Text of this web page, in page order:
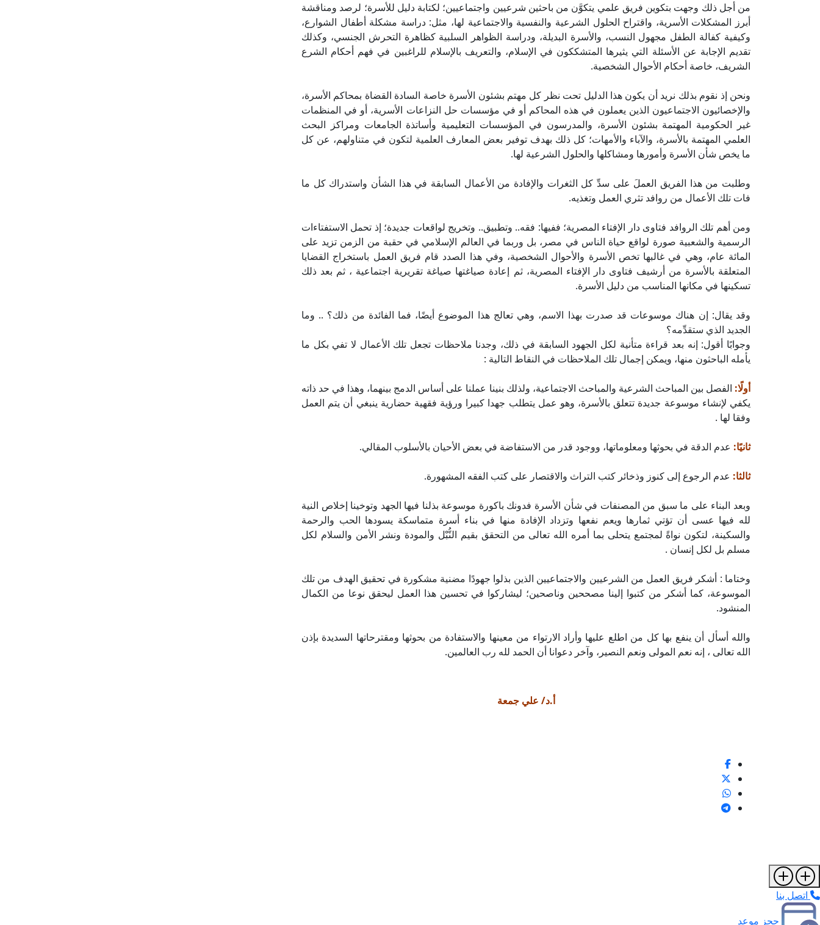
من أجل ذلك وجهت بتكوين فريق علمي يتكوَّن من باحثين شرعيين واجتماعيين؛ لكتابة دليل للأسرة؛ لرصد ومناقشة
أبرز المشكلات الأسرية، واقتراح الحلول الشرعية والنفسية والاجتماعية لها، مثل: دراسة مشكلة أطفال الشوارع،
وكيفية كفالة الطفل مجهول النسب، والأسرة البديلة، ودراسة الظواهر السلبية كظاهرة التحرش الجنسي، وكذلك
تقديم الإجابة عن الأسئلة التي يثيرها المتشككون في الإسلام، والتعريف بالإسلام للراغبين في فهم أحكام الشرع
الشريف، خاصة أحكام الأحوال الشخصية.
ونحن إذ نقوم بذلك نريد أن يكون هذا الدليل تحت نظر كل مهتم بشئون الأسرة خاصة السادة القضاة بمحاكم الأسرة،
والإخصائيون الاجتماعيون الذين يعملون في هذه المحاكم أو في مؤسسات حل النزاعات الأسرية، أو في المنظمات
غير الحكومية المهتمة بشئون الأسرة، والمدرسون في المؤسسات التعليمية وأساتذة الجامعات ومراكز البحث
العلمي المهتمة بالأسرة، والآباء والأمهات؛ كل ذلك بهدف توفير بعض المعارف العلمية لتكون في متناولهم، عن كل
ما يخص شأن الأسرة وأمورها ومشاكلها والحلول الشرعية لها.
وطلبت من هذا الفريق العملَ على سدِّ كل الثغرات والإفادة من الأعمال السابقة في هذا الشأن واستدراك كل ما
فات تلك الأعمال من روافد تثري العمل وتغذيه.
ومن أهم تلك الروافد فتاوى دار الإفتاء المصرية؛ ففيها: فقه.. وتطبيق.. وتخريج لواقعات جديدة؛ إذ تحمل الاستفتاءات
الرسمية والشعبية صورة لواقع حياة الناس في مصر، بل وربما في العالم الإسلامي في حقبة من الزمن تزيد على
المائة عام، وهي في غالبها تخص الأسرة والأحوال الشخصية، وفي هذا الصدد قام فريق العمل باستخراج القضايا
المتعلقة بالأسرة من أرشيف فتاوى دار الإفتاء المصرية، ثم إعادة صياغتها صياغة تقريرية اجتماعية ، ثم بعد ذلك
تسكينها في مكانها المناسب من دليل الأسرة.
وقد يقال: إن هناك موسوعات قد صدرت بهذا الاسم، وهي تعالج هذا الموضوع أيضًا، فما الفائدة من ذلك؟ .. وما
الجديد الذي ستقدِّمه؟
وجوابًا أقول: إنه بعد قراءة متأنية لكل الجهود السابقة في ذلك، وجدنا ملاحظات تجعل تلك الأعمال لا تفي بكل ما
يأمله الباحثون منها، ويمكن إجمال تلك الملاحظات في النقاط التالية :
أولًا: الفصل بين المباحث الشرعية والمباحث الاجتماعية، ولذلك بنينا عملنا على أساس الدمج بينهما، وهذا في حد ذاته
يكفي لإنشاء موسوعة جديدة تتعلق بالأسرة، وهو عمل يتطلب جهدا كبيرا ورؤية فقهية حضارية ينبغي أن يتم العمل
وفقا لها .
ثانيًا: عدم الدقة في بحوثها ومعلوماتها، ووجود قدر من الاستفاضة في بعض الأحيان بالأسلوب المقالي.
ثالثا: عدم الرجوع إلى كنوز وذخائر كتب التراث والاقتصار على كتب الفقه المشهورة.
وبعد البناء على ما سبق من المصنفات في شأن الأسرة فدونك باكورة موسوعة بذلنا فيها الجهد وتوخينا إخلاص النية
لله فيها عسى أن تؤتي ثمارها ويعم نفعها وتزداد الإفادة منها في بناء أسرة متماسكة يسودها الحب والرحمة
والسكينة، لتكون نواةً لمجتمع يتحلى بما أمره الله تعالى من التحقق بقيم النُّبْل والمودة ونشر الأمن والسلام لكل
مسلم بل لكل إنسان .
وختاما : أشكر فريق العمل من الشرعيين والاجتماعيين الذين بذلوا جهودًا مضنية مشكورة في تحقيق الهدف من تلك
الموسوعة، كما أشكر من كتبوا إلينا مصححين وناصحين؛ ليشاركوا في تحسين هذا العمل ليحقق نوعا من الكمال
المنشود.
والله أسأل أن ينفع بها كل من اطلع عليها وأراد الارتواء من معينها والاستفادة من بحوثها ومقترحاتها السديدة بإذن
الله تعالى ، إنه نعم المولى ونعم النصير، وآخر دعوانا أن الحمد لله رب العالمين.
أ.د/ علي جمعة
اتصل بنا
حجز موعد